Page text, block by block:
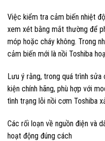
Việc kiểm tra cảm biến nhiệt
xem xét bằng mắt thường để
móp hoặc cháy không. Trong
cảm biến mới là nồi Toshiba
Lưu ý rằng, trong quá trình sửa
kiện chính hãng, phù hợp với
tình trạng lỗi nồi cơm Toshiba
Các rối loạn về nguồn điện và
hoạt động đúng cách